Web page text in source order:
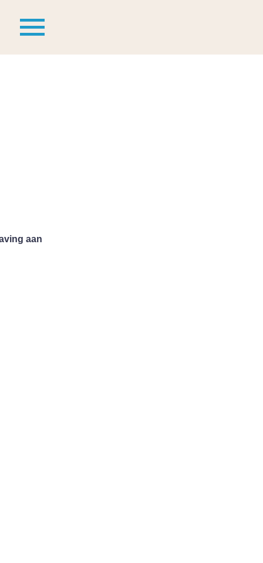
aan